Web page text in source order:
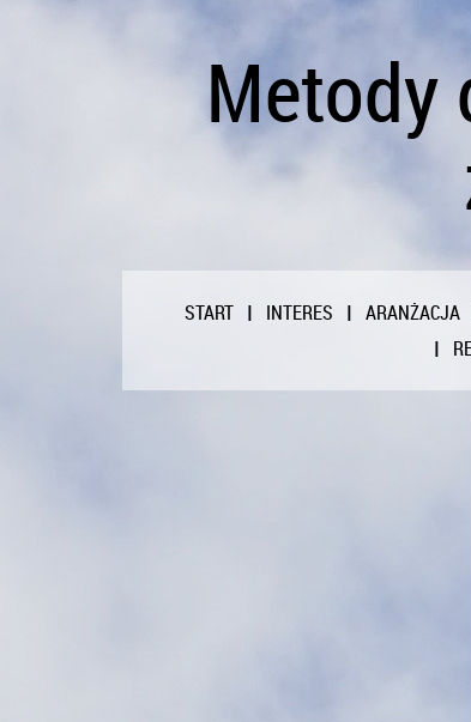
Metody
START INTERES ARANŻACJA